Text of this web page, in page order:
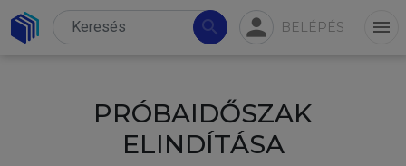
search person BELÉPÉS menu
PRÓBAIDŐSZAK
ELINDÍTÁSA